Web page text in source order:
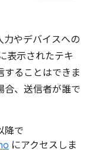
力やデバイスへの
表示されたテキ
することはできま
合、送信者が誰で
降で
にアクセスしま